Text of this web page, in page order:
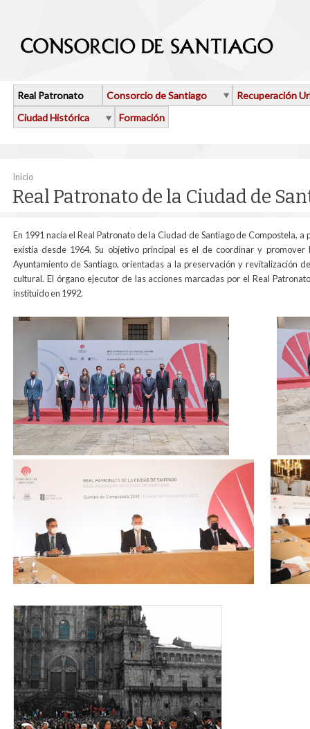
Real Patronato Consorcio de Santiago
Recuperación
Ciudad Histórica
Formación
Se encuentra usted aquí
Inicio
Real Patronato de la Ciudad de
En 1991 nacía el Real Patronato de la Ciudad de Santiago de Compostela,
existía desde 1964. Su objetivo principal es el de coordinar y
Ayuntamiento de Santiago, orientadas a la preservación y revitalización
cultural. El órgano ejecutor de las acciones marcadas por el Real
instituido en 1992.
1991.jpg